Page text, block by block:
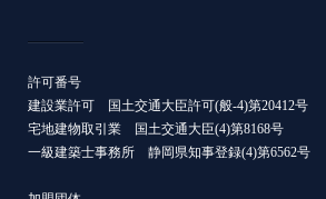
許可番号
建設業許可 国土交通大臣許可(般-4)第20412号
宅地建物取引業 国土交通大臣(4)第8168号
一級建築士事務所 静岡県知事登録(4)第6562号